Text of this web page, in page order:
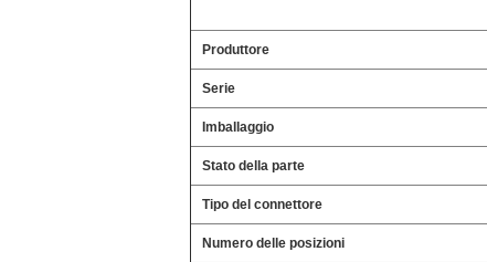
Produttore
Serie
Imballaggio
Stato della parte
Tipo del connettore
Numero delle posizioni